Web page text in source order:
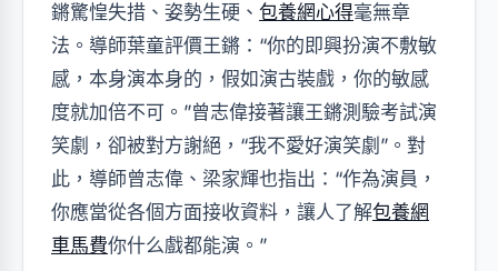
鏘驚惶失措、姿勢生硬、 包養網心得毫無章
法。導師葉童評價王鏘：“你的即興扮演不敷敏
感，本身演本身的，假如演古裝戲，你的敏感
度就加倍不可。”曾志偉接著讓王鏘測驗考試演
笑劇，卻被對方謝絕，“我不愛好演笑劇”。對
此，導師曾志偉、梁家輝也指出：“作為演員，
你應當從各個方面接收資料，讓人了解包養網
車馬費你什么戲都能演。”